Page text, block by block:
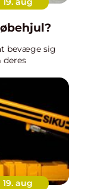
bevæge sig
deres
19. aug